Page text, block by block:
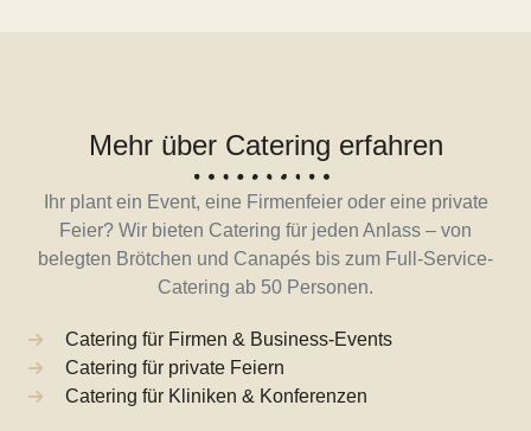
Mehr über Catering erfahren
Ihr plant ein Event, eine Firmenfeier oder eine private
Feier? Wir bieten Catering für jeden Anlass – von
belegten Brötchen und Canapés bis zum Full-Service-
Catering ab 50 Personen.
Catering für Firmen & Business-Events
Catering für private Feiern
Catering für Kliniken & Konferenzen